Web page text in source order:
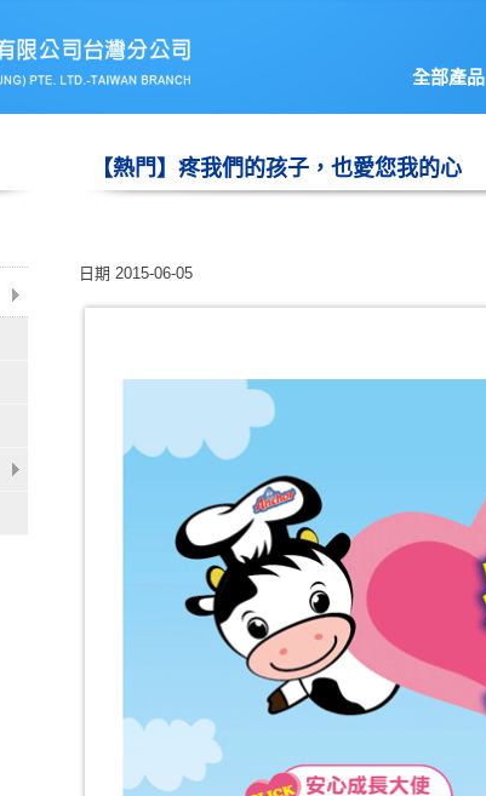
全部產品
【熱門】疼我們的孩子，也愛您我的心
日期 2015-06-05